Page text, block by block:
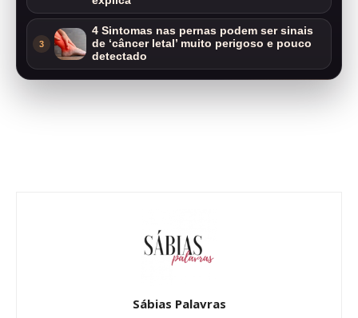
3
4 Sintomas nas pernas podem ser sinais
de ‘câncer letal’ muito perigoso e pouco
detectado
Sábias Palavras